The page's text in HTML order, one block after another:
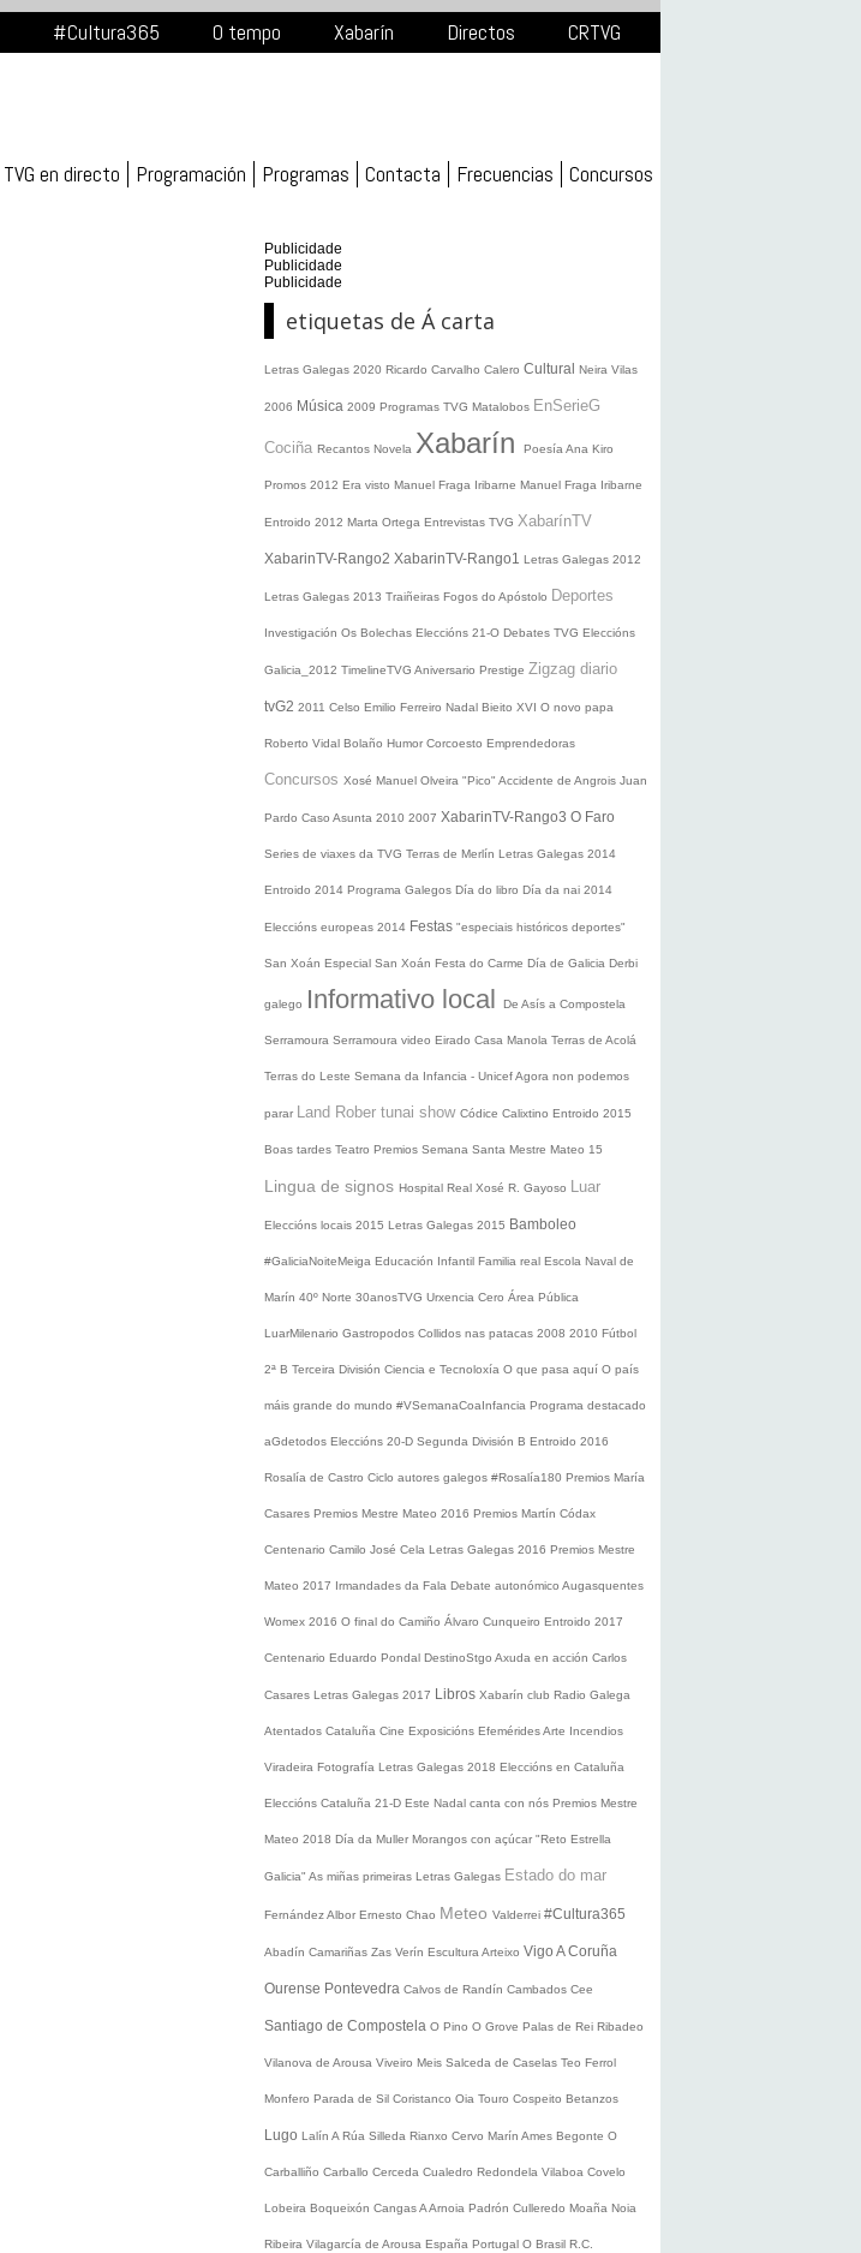
#Cultura365 O tempo Xabarín Directos CRTVG
TVG en directo Programación Programas Contacta Frecuencias Concursos
Publicidade
Publicidade
Publicidade
etiquetas de Á carta
Letras Galegas 2020 Ricardo Carvalho Calero Cultural Neira Vilas
2006 Música 2009 Programas TVG Matalobos EnSerieG
Cociña Recantos Novela Xabarín Poesía Ana Kiro
Promos 2012 Era visto Manuel Fraga Iribarne Manuel Fraga Iribarne
Entroido 2012 Marta Ortega Entrevistas TVG XabarínTV
XabarinTV-Rango2 XabarinTV-Rango1 Letras Galegas 2012
Letras Galegas 2013 Traiñeiras Fogos do Apóstolo Deportes
Investigación Os Bolechas Eleccións 21-O Debates TVG Eleccións
Galicia_2012 TimelineTVG Aniversario Prestige Zigzag diario
tvG2 2011 Celso Emilio Ferreiro Nadal Bieito XVI O novo papa
Roberto Vidal Bolaño Humor Corcoesto Emprendedoras
Concursos Xosé Manuel Olveira "Pico" Accidente de Angrois Juan
Pardo Caso Asunta 2010 2007 XabarinTV-Rango3 O Faro
Series de viaxes da TVG Terras de Merlín Letras Galegas 2014
Entroido 2014 Programa Galegos Día do libro Día da nai 2014
Eleccións europeas 2014 Festas "especiais históricos deportes"
San Xoán Especial San Xoán Festa do Carme Día de Galicia Derbi
galego Informativo local De Asís a Compostela
Serramoura Serramoura video Eirado Casa Manola Terras de Acolá
Terras do Leste Semana da Infancia - UnicefAgora non podemos
parar Land Rober tunai show Códice Calixtino Entroido 2015
Boas tardes Teatro Premios Semana Santa Mestre Mateo 15
Lingua de signos Hospital Real Xosé R. Gayoso Luar
Eleccións locais 2015 Letras Galegas 2015 Bamboleo
#GaliciaNoiteMeiga Educación Infantil Familia real Escola Naval de
Marín 40º Norte 30anosTVG Urxencia Cero Área Pública
LuarMilenario Gastropodos Collidos nas patacas 2008 2010 Fútbol
2ª B Terceira División Ciencia e Tecnoloxía O que pasa aquí O país
máis grande do mundo #VSemanaCoaInfancia Programa destacado
aGdetodos Eleccións 20-D Segunda División B Entroido 2016
Rosalía de Castro Ciclo autores galegos #Rosalía180 Premios María
Casares Premios Mestre Mateo 2016 Premios Martín Códax
Centenario Camilo José Cela Letras Galegas 2016 Premios Mestre
Mateo 2017 Irmandades da Fala Debate autonómico Augasquentes
Womex 2016 O final do Camiño Álvaro Cunqueiro Entroido 2017
Centenario Eduardo Pondal DestinoStgo Axuda en acción Carlos
Casares Letras Galegas 2017 Libros Xabarín club Radio Galega
Atentados Cataluña Cine Exposicións EfeméridesArte Incendios
Viradeira Fotografía Letras Galegas 2018 Eleccións en Cataluña
Eleccións Cataluña 21-D Este Nadal canta con nós Premios Mestre
Mateo 2018 Día da Muller Morangos con açúcar "Reto Estrella
Galicia" As miñas primeiras Letras Galegas Estado do mar
Fernández Albor Ernesto Chao Meteo Valderrei #Cultura365
Abadín Camariñas Zas Verín Escultura Arteixo Vigo A Coruña
Ourense Pontevedra Calvos de Randín Cambados Cee
Santiago de Compostela O Pino O Grove Palas de Rei Ribadeo
Vilanova de Arousa Viveiro Meis Salceda de Caselas Teo Ferrol
Monfero Parada de Sil Coristanco Oia Touro Cospeito Betanzos
Lugo Lalín A Rúa Silleda Rianxo Cervo Marín Ames Begonte O
Carballiño Carballo Cerceda Cualedro Redondela Vilaboa Covelo
Lobeira Boqueixón CangasA Arnoia Padrón Culleredo Moaña Noia
Ribeira Vilagarcía de Arousa España Portugal O Brasil R.C.